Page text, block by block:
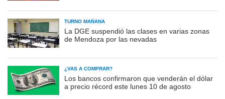
TURNO MAÑANA
La DGE suspendió las clases en varias zonas
de Mendoza por las nevadas
¿VAS A COMPRAR?
Los bancos confirmaron que venderán el dólar
a precio récord este lunes 10 de agosto